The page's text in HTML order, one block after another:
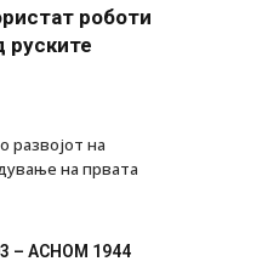
роботи
руските
развојот на
на првата
– АСНОМ 1944